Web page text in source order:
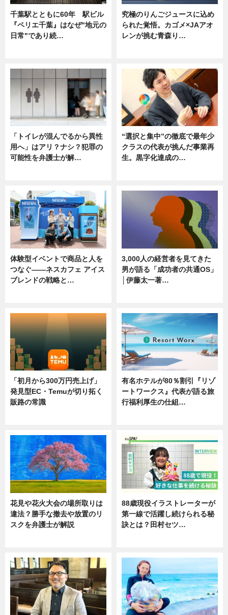
千葉駅とともに60年 駅ビル
『ペリエ千葉』はなぜ"地元の
日常"であり続…
究極のりんごジュースに込め
られた覚悟。カゴメ×JAアオ
レンが挑む青森り…
「トイレが混んでるから異性
用へ」はアリ？ナシ？犯罪の
可能性を弁護士が解…
“選択と集中”の徹底で最年少
クラスの代表が挑んだ事業再
生。黒字化達成の…
体験型イベントで商品と人を
つなぐ――ネスカフェ アイス
ブレンドの戦略と…
3,000人の経営者を見てきた
男が語る「成功者の共通OS」
│伊藤太一著…
「初月から300万円売上げ」
発見型EC・Temuが切り拓く
販路の常識
有名ホテルが80％割引『リゾ
ートワークス』代表が語る旅
行福利厚生の仕組…
花見や花火大会の場所取りは
違法？勝手な撤去や放置のリ
スクを弁護士が解説
88歳現役イラストレーターが
第一線で活躍し続けられる秘
訣とは？田村セツ…